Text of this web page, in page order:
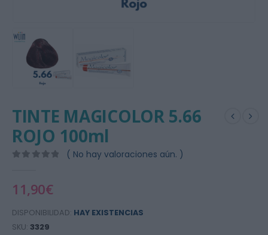
TINTE MAGICOLOR 5.66
ROJO 100ml
( No hay valoraciones aún. )
11,90€
DISPONIBILIDAD: HAY EXISTENCIAS
SKU: 3329